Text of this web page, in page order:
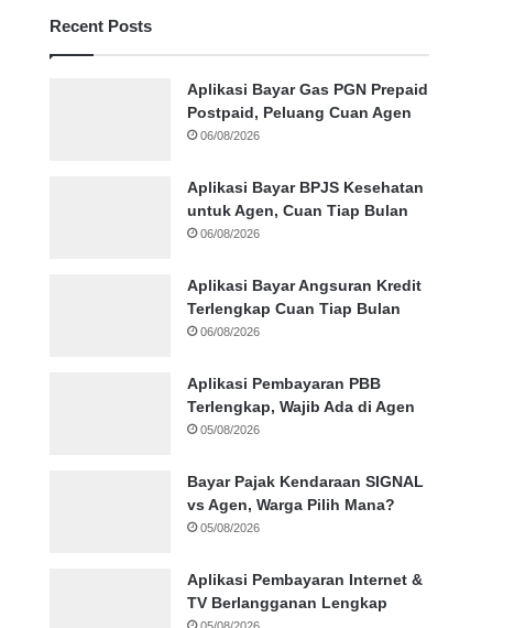
Recent Posts
Aplikasi Bayar Gas PGN Prepaid
Postpaid, Peluang Cuan Agen
06/08/2026
Aplikasi Bayar BPJS Kesehatan
untuk Agen, Cuan Tiap Bulan
06/08/2026
Aplikasi Bayar Angsuran Kredit
Terlengkap Cuan Tiap Bulan
06/08/2026
Aplikasi Pembayaran PBB
Terlengkap, Wajib Ada di Agen
05/08/2026
Bayar Pajak Kendaraan SIGNAL
vs Agen, Warga Pilih Mana?
05/08/2026
Aplikasi Pembayaran Internet &
TV Berlangganan Lengkap